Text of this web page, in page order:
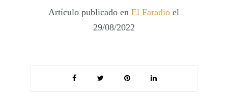
Artículo publicado enEl Faradio el
29/08/2022